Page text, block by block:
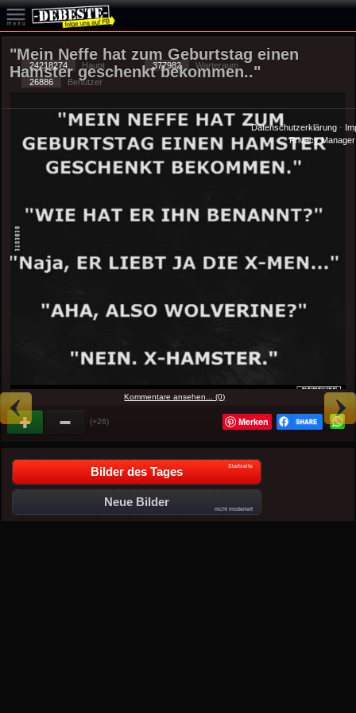
"Mein Neffe hat zum Geburtstag einen
Hamster geschenkt bekommen.."
Kommentare ansehen... (0)
(+26) Merken
Bilder des Tages Startseite
Neue Bilder
nicht moderiert
24218274 Haupt 377982
Warteraum
26886
Benutzer
Datenschutzerklärung-
-Privacy Manager